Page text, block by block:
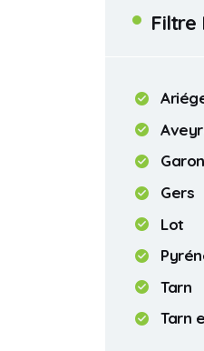
Filtre
Gers
Lot
Tarn
Tarn